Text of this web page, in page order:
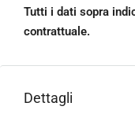
Tutti i dati sopra
contrattuale.
Dettagli